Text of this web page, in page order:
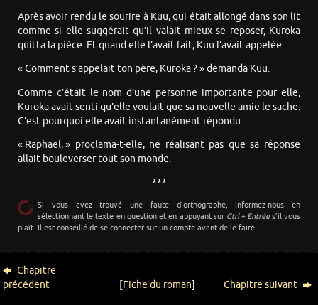
Après avoir rendu le sourire à Kuu, qui était allongé dans son lit
comme si elle suggérait qu’il valait mieux se reposer, Kuroka
quitta la pièce. Et quand elle l’avait fait, Kuu l’avait appelée.
« Comment s’appelait ton père, Kuroka ? » demanda Kuu.
Comme c’était le nom d’une personne importante pour elle,
Kuroka avait senti qu’elle voulait que sa nouvelle amie le sache.
C’est pourquoi elle avait instantanément répondu.
« Raphaël, » proclama-t-elle, ne réalisant pas que sa réponse
allait bouleverser tout son monde.
***
Si vous avez trouvé une faute d’orthographe, informez-nous en
sélectionnant le texte en question et en appuyant sur Ctrl + Entrées’il vous
plaît. Il est conseillé de se connecter sur un compte avant de le faire.
Chapitre
précédent
[Fiche du roman] Chapitre suivant